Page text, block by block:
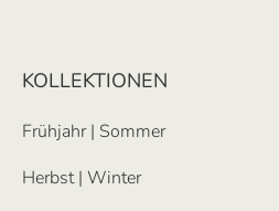
KOLLEKTIONEN
Frühjahr | Sommer
Herbst | Winter